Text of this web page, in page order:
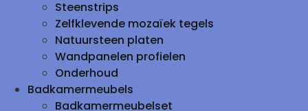
Steenstrips
Zelfklevende mozaïek tegels
Natuursteen platen
Wandpanelen profielen
Onderhoud
Badkamermeubels
Badkamermeubelset